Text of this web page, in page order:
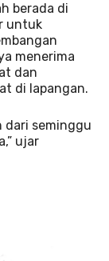
berada di
untuk
menerima
dan
di lapangan.
dari seminggu
ujar